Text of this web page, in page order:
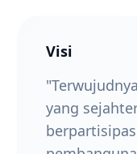
Visi
yang